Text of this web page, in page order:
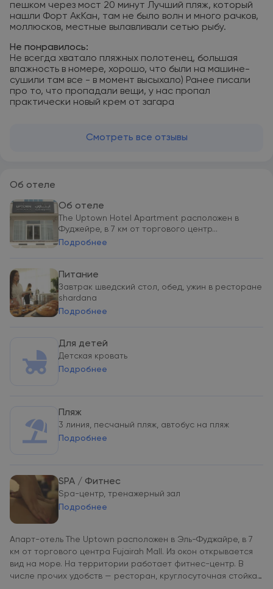
пешком через мост 20 минут Лучший пляж, который
нашли Форт АкКан, там не было волн и много рачков,
моллюсков, местные вылавливали сетью рыбу.
Не понравилось:
Не всегда хватало пляжных полотенец, большая
влажность в номере, хорошо, что были на машине-
сушили там все - в момент высыхало) Ранее писали
про то, что пропадали вещи, у нас пропал
практически новый крем от загара
Смотреть все отзывы
Об отеле
Об отеле
The Uptown Hotel Apartment расположен в
Фуджейре, в 7 км от торгового центр...
Подробнее
Питание
Завтрак шведский стол, обед, ужин в ресторане
shardana
Подробнее
Для детей
Детская кровать
Подробнее
Пляж
3 линия, песчаный пляж, автобус на пляж
Подробнее
SPA / Фитнес
Spa-центр, тренажерный зал
Подробнее
Апарт-отель The Uptown расположен в Эль-Фуджайре, в 7
км от торгового центра Fujairah Mall. Из окон открывается
вид на море. На территории работает фитнес-центр. В
числе прочих удобств — ресторан, круглосуточная стойка